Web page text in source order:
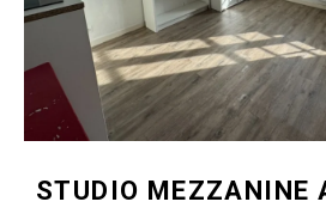
STUDIO MEZZANINE